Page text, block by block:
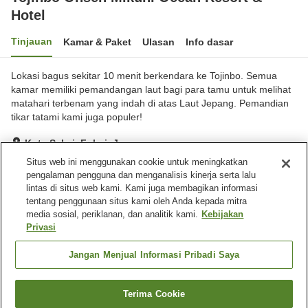
Hotel
Tinjauan Kamar & Paket Ulasan Info dasar
Lokasi bagus sekitar 10 menit berkendara ke Tojinbo. Semua
kamar memiliki pemandangan laut bagi para tamu untuk melihat
matahari terbenam yang indah di atas Laut Jepang. Pemandian
tikar tatami kami juga populer!
Kota Sakai, Fukui, Jepang
Lihat di peta
Sangat baik Ulasan:184
Fasilitas properti
Tempat parkir
Sauna
Spa / Salon kecantikan
Lounge
Cari kamar
Situs web ini menggunakan cookie untuk meningkatkan
pengalaman pengguna dan menganalisis kinerja serta lalu
lintas di situs web kami. Kami juga membagikan informasi
tentang penggunaan situs kami oleh Anda kepada mitra
media sosial, periklanan, dan analitik kami. Kebijakan
Privasi
Jangan Menjual Informasi Pribadi Saya
Terima Cookie